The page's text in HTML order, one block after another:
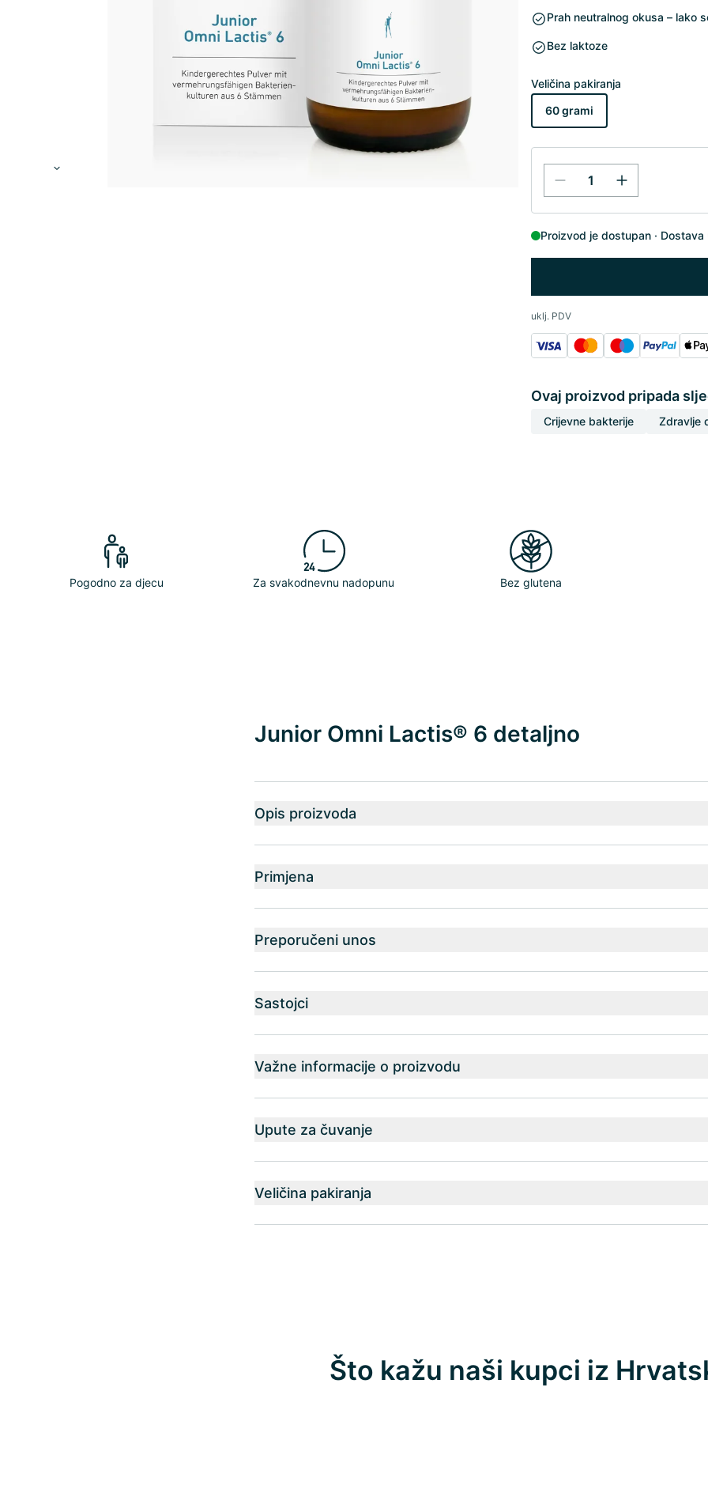
Prah neutralnog okusa – lako
Bez laktoze
Veličina pakiranja
60 grami
Proizvod je dostupan Dostava
uklj. PDV
Ovaj proizvod pripada
Crijevne bakterije Zdravlje
Pogodno za djecu Za svakodnevnu nadopunu Bez glutena
Junior Omni Lactis® 6 detaljno
Opis proizvoda
Primjena
Preporučeni unos
Sastojci
Važne informacije o proizvodu
Upute za čuvanje
Veličina pakiranja
Što kažu naši kupci iz